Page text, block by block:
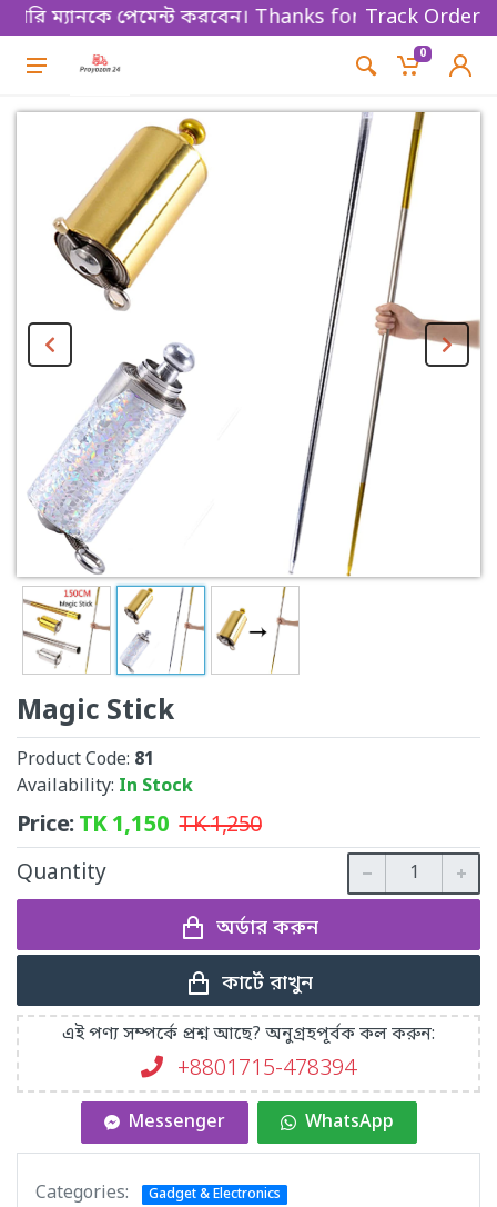
ম্যানকে পেমেন্ট করবেন। Thanks for shopping!Track Order
0
Magic Stick
Product Code: 81
Availability: In Stock
Price:TK1,150 TK1,250
Quantity
অর্ডার করুন
কার্টে রাখুন
এই পণ্য সম্পর্কে প্রশ্ন আছে? অনুগ্রহপূর্বক কল করুন:
+8801715-478394
Messenger WhatsApp
Categories: Gadget & Electronics